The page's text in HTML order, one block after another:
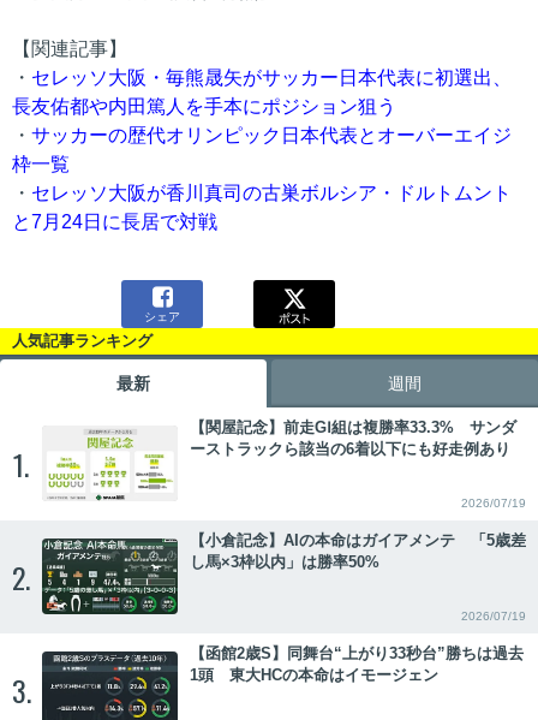
【関連記事】
・ セレッソ大阪・毎熊晟矢がサッカー日本代表に初選出、
長友佑都や内田篤人を手本にポジション狙う
・ サッカーの歴代オリンピック日本代表とオーバーエイジ
枠一覧
・ セレッソ大阪が香川真司の古巣ボルシア・ドルトムント
と7月24日に長居で対戦

シェア
人気記事ランキング
最新 週間
1.
【関屋記念】前走GⅠ組は複勝率33.3% サンダ
ーストラックら該当の6着以下にも好走例あり
2026/07/19
2.
【小倉記念】AIの本命はガイアメンテ 「5歳差
し馬×3枠以内」は勝率50%
2026/07/19
3.
【函館2歳S】同舞台“上がり33秒台”勝ちは過去
1頭 東大HCの本命はイモージェン